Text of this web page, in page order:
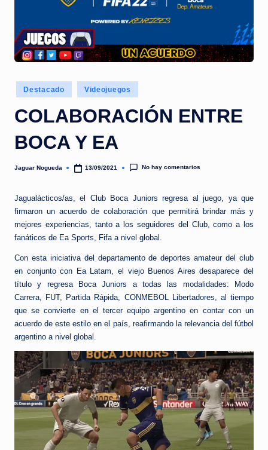
g
u
a
Publicado
en
Destacado Videojuegos
COLABORACIÓN ENTRE
BOCA Y EA
Publicado
Jaguar Nogueda 13/09/2021 No hay comentarios
Jagualácticos/as, el Club Boca Juniors regresa al juego, ya que
firmaron un acuerdo de colaboración que permitirá brindar más y
mejores experiencias, tanto a los seguidores del Club, como a los
fanáticos de Ea Sports, Fifa a nivel global.
Con esta iniciativa del departamento de deportes amateur del club
en conjunto con Ea Latam, el viejo Buenos Aires desaparece del
título y regresa Boca Juniors a todas las modalidades: Modo
Carrera, FUT, Partida Rápida, CONMEBOL Libertadores, al tiempo
que se convierte en el tercer equipo argentino en contar con un
acuerdo de este estilo en el país, reafirmando la relevancia del fútbol
argentino a nivel global.